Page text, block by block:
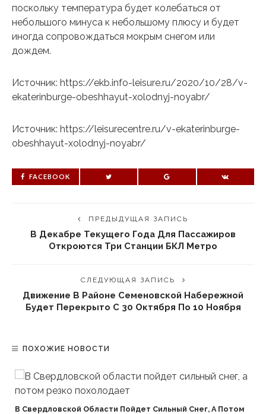
поскольку температура будет колебаться от
небольшого минуса к небольшому плюсу и будет
иногда сопровождаться мокрым снегом или
дождем.
Источник: https://ekb.info-leisure.ru/2020/10/28/v-
ekaterinburge-obeshhayut-xolodnyj-noyabr/
Источник: https://leisurecentre.ru/v-ekaterinburge-
obeshhayut-xolodnyj-noyabr/
FACEBOOK
ПРЕДЫДУЩАЯ ЗАПИСЬ
В Декабре Текущего Года Для Пассажиров
Откроются Три Станции БКЛ Метро
СЛЕДУЮЩАЯ ЗАПИСЬ
Движение В Районе Семеновской Набережной
Будет Перекрыто С 30 Октября По 10 Ноября
ПОХОЖИЕ НОВОСТИ
В Свердловской Области Пойдет Сильный Снег, А Потом